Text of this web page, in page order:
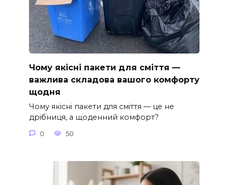
Чому якісні пакети для сміття —
важлива складова вашого комфорту
щодня
Чому якісні пакети для сміття — це не
дрібниця, а щоденний комфорт?
0 50